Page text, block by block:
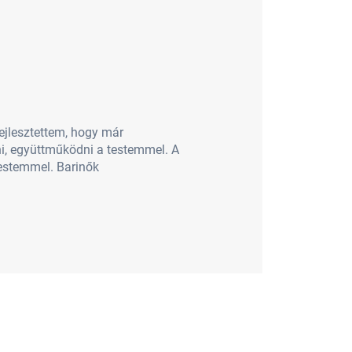
hogy már
együttműködni a testemmel. A
Barinők